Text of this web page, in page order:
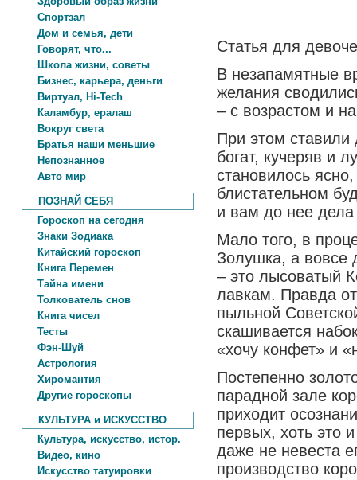
Спортзал
Дом и семья, дети
Говорят, что...
Школа жизни, советы
Бизнес, карьера, деньги
Виртуал, Hi-Tech
Каламбур, ералаш
Вокруг света
Братья наши меньшие
Непознанное
Авто мир
ПОЗНАЙ СЕБЯ
Гороскоп на сегодня
Знаки Зодиака
Китайский гороскоп
Книга Перемен
Тайна имени
Толкователь снов
Книга чисел
Тесты
Фэн-Шуй
Астрология
Хиромантия
Другие гороскопы
КУЛЬТУРА и ИСКУССТВО
Культура, искусство, истор.
Видео, кино
Искусство татуировки
Статья для
В незапамятные
желания
– с возрастом и
При этом ставили
богат, кучеряв и
становилось
блистательном
и вам до нее дела
Мало того, в
Золушка, а вовсе
– это лысоватый
лавкам. Правда
пыльной
скашивается
«хочу конфет» и
Постепенно
парадной зале
приходит
первых, хоть это
даже не невеста
производство